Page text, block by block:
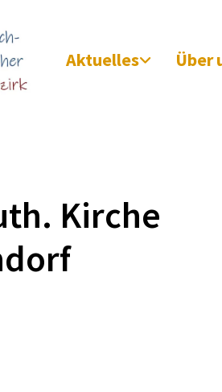
Aktuelles Über
Kirche